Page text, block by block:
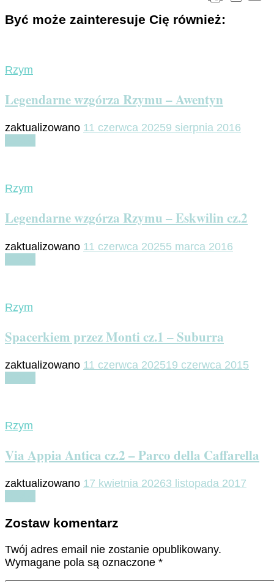
Być może zainteresuje Cię również:
Rzym
Legendarne wzgórza Rzymu – Awentyn
zaktualizowano 11 czerwca 20259 sierpnia 2016
Rzym
Legendarne wzgórza Rzymu – Eskwilin cz.2
zaktualizowano 11 czerwca 20255 marca 2016
Rzym
Spacerkiem przez Monti cz.1 – Suburra
zaktualizowano 11 czerwca 202519 czerwca 2015
Rzym
Via Appia Antica cz.2 – Parco della Caffarella
zaktualizowano 17 kwietnia 20263 listopada 2017
Zostaw komentarz
Twój adres email nie zostanie opublikowany.
Wymagane pola są oznaczone *